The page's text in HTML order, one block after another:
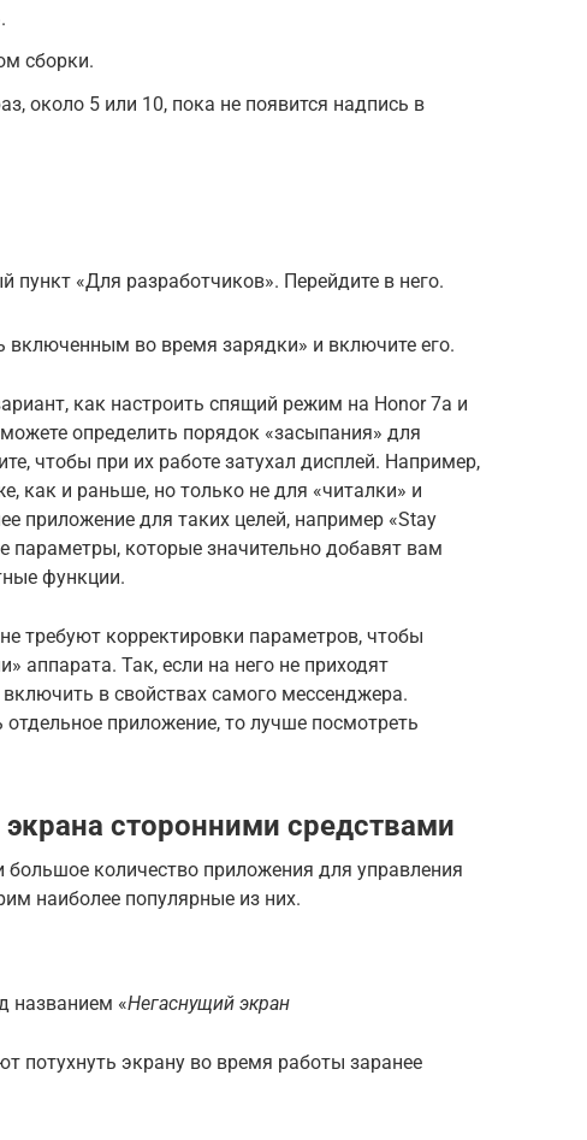
сборки.
около 5 или 10, пока не появится надпись в
пункт «Для разработчиков». Перейдите в него.
включенным во время зарядки» и включите его.
как настроить спящий режим на Honor 7а и
определить порядок «засыпания» для
чтобы при их работе затухал дисплей. Например,
как и раньше, но только не для «читалки» и
приложение для таких целей, например «Stay
параметры, которые значительно добавят вам
функции.
требуют корректировки параметров, чтобы
аппарата. Так, если на него не приходят
в свойствах самого мессенджера.
приложение, то лучше посмотреть
сторонними средствами
большое количество приложения для управления
наиболее популярные из них.
названием «Негаснущий экран
потухнуть экрану во время работы заранее